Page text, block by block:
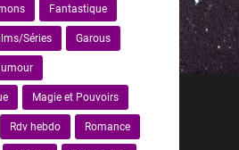
Fantastique
Séries Garous
Magie et Pouvoirs
Rdv hebdo Romance